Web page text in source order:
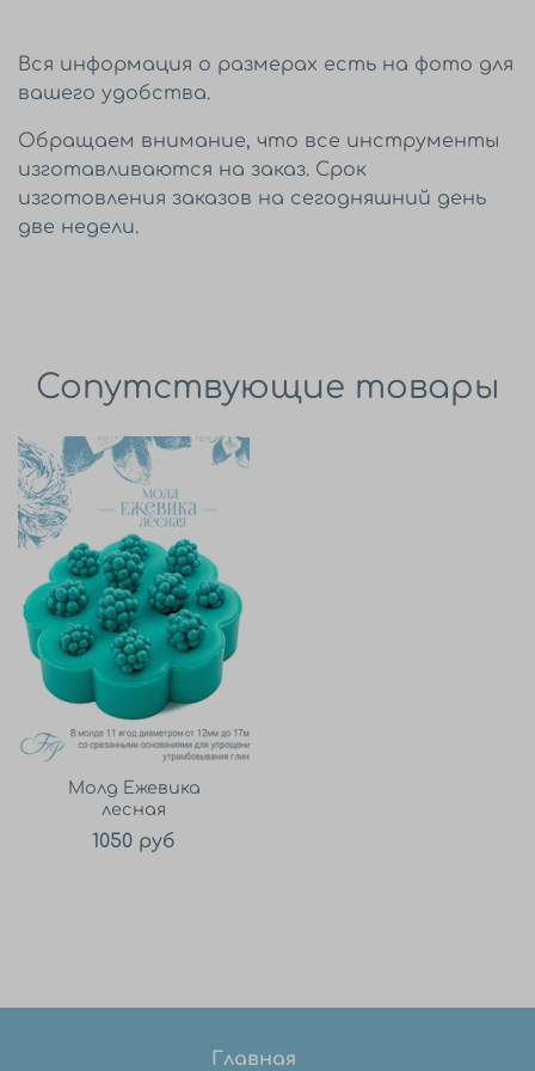
Вся информация о размерах есть на фото для
вашего удобства.
Обращаем внимание, что все инструменты
изготавливаются на заказ. Срок
изготовления заказов на сегодняшний день
две недели.
Сопутствующие товары
Молд Ежевика
лесная
1050 руб
Главная